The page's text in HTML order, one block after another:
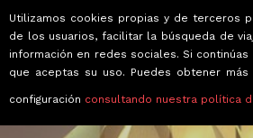
Utilizamos cookies propias y de terceros
de los usuarios, facilitar la búsqueda de
información en redes sociales. Si continúas
que aceptas su uso. Puedes obtener
configuración consultando nuestra política